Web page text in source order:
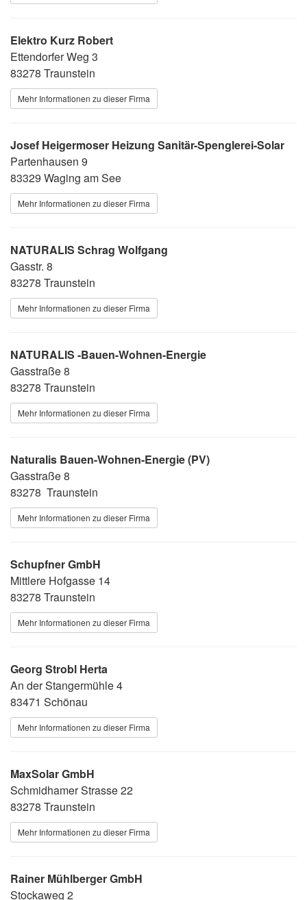
Elektro Kurz Robert
Ettendorfer Weg 3
83278 Traunstein
Mehr Informationen zu dieser Firma
Josef Heigermoser Heizung Sanitär-Spenglerei-Solar
Partenhausen 9
83329 Waging am See
Mehr Informationen zu dieser Firma
NATURALIS Schrag Wolfgang
Gasstr. 8
83278 Traunstein
Mehr Informationen zu dieser Firma
NATURALIS -Bauen-Wohnen-Energie
Gasstraße 8
83278 Traunstein
Mehr Informationen zu dieser Firma
Naturalis Bauen-Wohnen-Energie (PV)
Gasstraße 8
83278 Traunstein
Mehr Informationen zu dieser Firma
Schupfner GmbH
Mittlere Hofgasse 14
83278 Traunstein
Mehr Informationen zu dieser Firma
Georg Strobl Herta
An der Stangermühle 4
83471 Schönau
Mehr Informationen zu dieser Firma
MaxSolar GmbH
Schmidhamer Strasse 22
83278 Traunstein
Mehr Informationen zu dieser Firma
Rainer Mühlberger GmbH
Stockaweg 2